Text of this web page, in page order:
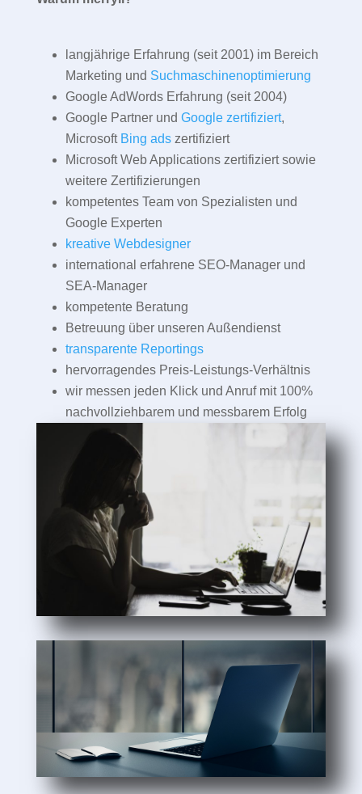
langjährige Erfahrung (seit 2001) im Bereich
Marketing und Suchmaschinenoptimierung
Google AdWords Erfahrung (seit 2004)
Google Partner und Google zertifiziert,
Microsoft Bing adszertifiziert
Microsoft Web Applications zertifiziert sowie
weitere Zertifizierungen
kompetentes Team von Spezialisten und
Google Experten
kreative Webdesigner
international erfahrene SEO-Manager und
SEA-Manager
kompetente Beratung
Betreuung über unseren Außendienst
transparente Reportings
hervorragendes Preis-Leistungs-Verhältnis
wir messen jeden Klick und Anruf mit 100%
nachvollziehbarem und messbarem Erfolg